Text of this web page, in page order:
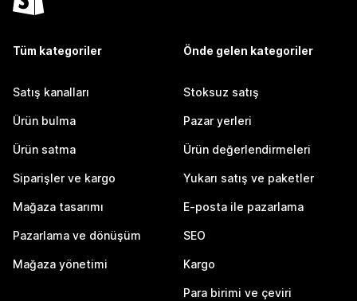
Tüm kategoriler
Satış kanalları
Ürün bulma
Ürün satma
Siparişler ve kargo
Mağaza tasarımı
Pazarlama ve dönüşüm
Mağaza yönetimi
Önde gelen kategoriler
Stoksuz satış
Pazar yerleri
Ürün değerlendirmeleri
Yukarı satış ve paketler
E-posta ile pazarlama
SEO
Kargo
Para birimi ve çeviri